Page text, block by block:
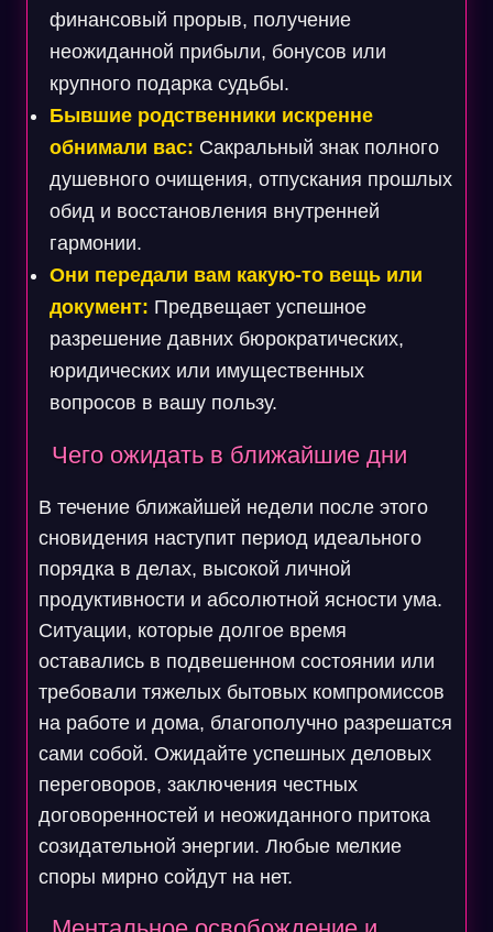
финансовый прорыв, получение
неожиданной прибыли, бонусов или
крупного подарка судьбы.
Бывшие родственники искренне
обнимали вас: Сакральный знак полного
душевного очищения, отпускания прошлых
обид и восстановления внутренней
гармонии.
Они передали вам какую-то вещь или
документ: Предвещает успешное
разрешение давних бюрократических,
юридических или имущественных
вопросов в вашу пользу.
Чего ожидать в ближайшие дни
В течение ближайшей недели после этого
сновидения наступит период идеального
порядка в делах, высокой личной
продуктивности и абсолютной ясности ума.
Ситуации, которые долгое время
оставались в подвешенном состоянии или
требовали тяжелых бытовых компромиссов
на работе и дома, благополучно разрешатся
сами собой. Ожидайте успешных деловых
переговоров, заключения честных
договоренностей и неожиданного притока
созидательной энергии. Любые мелкие
споры мирно сойдут на нет.